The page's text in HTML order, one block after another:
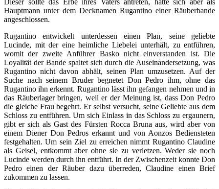
Dieser sollte das Erbe ihres Vaters antreten, hatte sich aber als
Hauptmann unter dem Decknamen Rugantino einer Räuberbande
angeschlossen.
Rugantino entwickelt unterdessen einen Plan, seine geliebte
Lucinde, mit der eine heimliche Liebelei unterhält, zu entführen,
womit der zweite Anführer Basko nicht einverstanden ist. Die
Loyalität der Bande spaltet sich durch die Auseinandersetzung, was
Rugantino nicht davon abhält, seinen Plan umzusetzen. Auf der
Suche nach seinem Bruder begnetet Don Pedro ihm, ohne das
Rugantino ihn erkennt. Rugantino lässt ihn gefangen nehmen und in
das Räuberlager bringen, weil er der Meinung ist, dass Don Pedro
die gleiche Frau begehrt. Er selbst versucht, seine Geliebte aus dem
Schloss zu entführen. Um sich Einlass in das Schloss zu ergaunern,
gibt er sich als Gast des Fürsten Rocca Bruna aus, wird aber von
einem Diener Don Pedros erkannt und von Aonzos Bediensteten
festgehalten. Um sein Ziel zu erreichen nimmt Rugantino Claudine
als Geisel, entkommt aber ohne sie zu verletzen. Weder sie noch
Lucinde werden durch ihn entführt. In der Zwischenzeit konnte Don
Pedro einen der Räuber dazu überreden, Claudine einen Brief
zukommen zu lassen.